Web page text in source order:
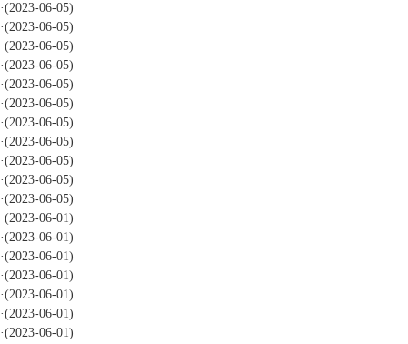
·(2023-06-05)
·(2023-06-05)
·(2023-06-05)
·(2023-06-05)
·(2023-06-05)
·(2023-06-05)
·(2023-06-05)
·(2023-06-05)
·(2023-06-05)
·(2023-06-05)
·(2023-06-05)
·(2023-06-01)
·(2023-06-01)
·(2023-06-01)
·(2023-06-01)
·(2023-06-01)
·(2023-06-01)
·(2023-06-01)